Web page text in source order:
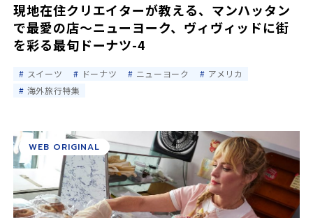
現地在住クリエイターが教える、マンハッタン
で最愛の店〜ニューヨーク、ヴィヴィッドに街
を彩る最旬ドーナツ-4
スイーツ ドーナツ ニューヨーク
アメリカ
海外旅行特集
WEB ORIGINAL